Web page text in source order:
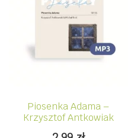
Piosenka Adama –
Krzysztof Antkowiak